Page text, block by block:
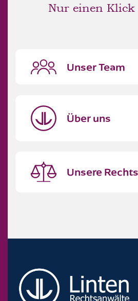
Nur einen
Unser Team
Über uns
Unsere